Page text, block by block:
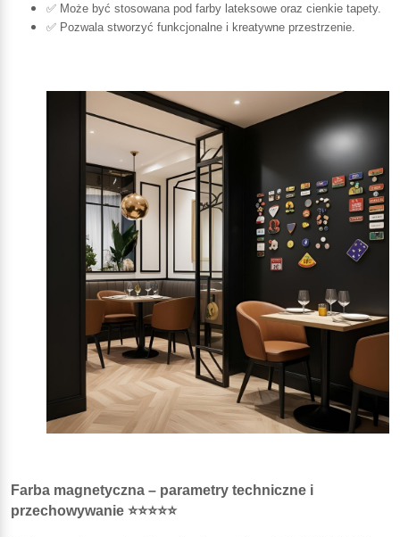
✅ Może być stosowana pod farby lateksowe oraz cienkie tapety.
✅ Pozwala stworzyć funkcjonalne i kreatywne przestrzenie.
Farba magnetyczna – parametry techniczne i
przechowywanie ⭐⭐⭐⭐⭐